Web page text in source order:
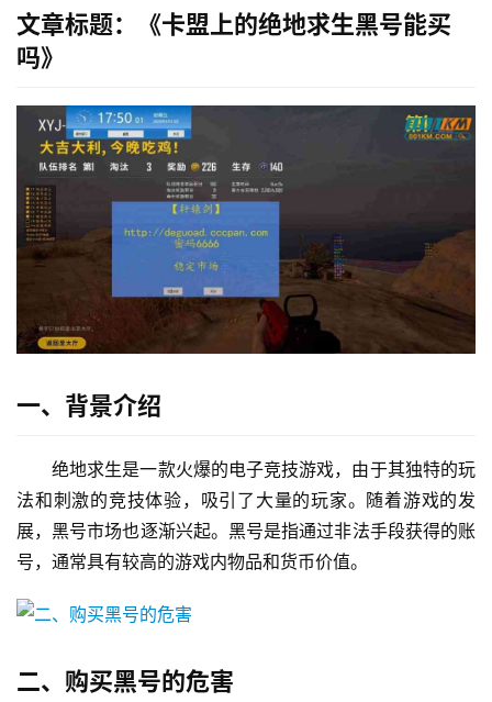
文章标题：《卡盟上的绝地求生黑号能买
吗》
一、背景介绍
绝地求生是一款火爆的电子竞技游戏，由于其独特的玩
法和刺激的竞技体验，吸引了大量的玩家。随着游戏的发
展，黑号市场也逐渐兴起。黑号是指通过非法手段获得的账
号，通常具有较高的游戏内物品和货币价值。
二、购买黑号的危害